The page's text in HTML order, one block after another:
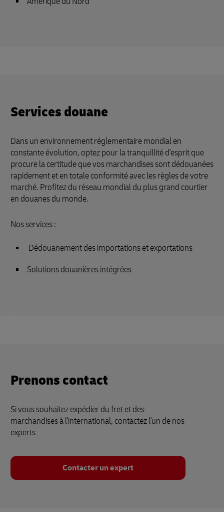
Services douane
Dans un environnement réglementaire mondial en
constante évolution, optez pour la tranquillité d'esprit que
procure la certitude que vos marchandises sont dédouanées
rapidement et en totale conformité avec les règles de votre
marché. Profitez du réseau mondial du plus grand courtier
en douanes du monde.
Nos services :
Dédouanement des importations et exportations
Solutions douanières intégrées
Prenons contact
Si vous souhaitez expédier du fret et des
marchandises à l'international, contactez l'un de nos
experts
Contacter un expert